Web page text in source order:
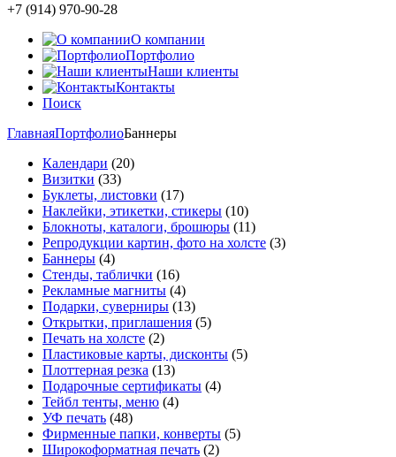
+7 (914) 970-90-28
О компании
Портфолио
Наши клиенты
Контакты
Поиск
ГлавнаяПортфолиоБаннеры
Календари (20)
Визитки (33)
Буклеты, листовки (17)
Наклейки, этикетки, стикеры (10)
Блокноты, каталоги, брошюры (11)
Репродукции картин, фото на холсте (3)
Баннеры (4)
Стенды, таблички (16)
Рекламные магниты (4)
Подарки, суверниры (13)
Открытки, приглашения (5)
Печать на холсте (2)
Пластиковые карты, дисконты (5)
Плоттерная резка (13)
Подарочные сертификаты (4)
Тейбл тенты, меню (4)
УФ печать (48)
Фирменные папки, конверты (5)
Широкоформатная печать (2)